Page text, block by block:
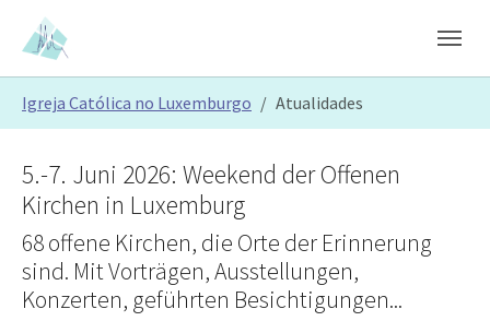
Skip to main content
Skip to page footer
Igreja Católica no Luxemburgo Atualidades
5.-7. Juni 2026: Weekend der Offenen
Kirchen in Luxemburg
68 offene Kirchen, die Orte der Erinnerung
sind. Mit Vorträgen, Ausstellungen,
Konzerten, geführten Besichtigungen...